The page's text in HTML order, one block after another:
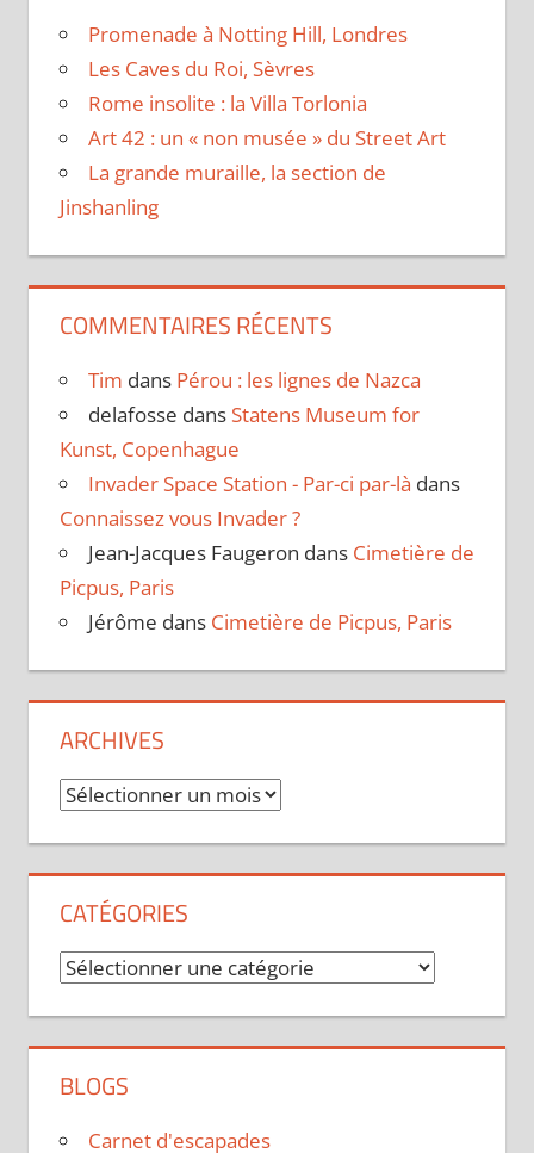
Promenade à Notting Hill, Londres
Les Caves du Roi, Sèvres
Rome insolite : la Villa Torlonia
Art 42 : un « non musée » du Street Art
La grande muraille, la section de
Jinshanling
COMMENTAIRES RÉCENTS
Tim dans Pérou : les lignes de Nazca
delafosse dans Statens Museum for
Kunst, Copenhague
Invader Space Station - Par-ci par-là dans
Connaissez vous Invader ?
Jean-Jacques Faugeron dans Cimetière de
Picpus, Paris
Jérôme dans Cimetière de Picpus, Paris
ARCHIVES
Archives
CATÉGORIES
Catégories
BLOGS
Carnet d'escapades